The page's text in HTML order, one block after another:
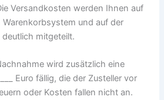
Versandkosten werden Ihnen auf
und auf der
mitgeteilt.
wird zusätzlich eine
Euro fällig, die der Zusteller vor
oder Kosten fallen nicht an.